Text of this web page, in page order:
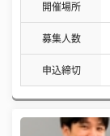
開催場所
募集人数
申込締切